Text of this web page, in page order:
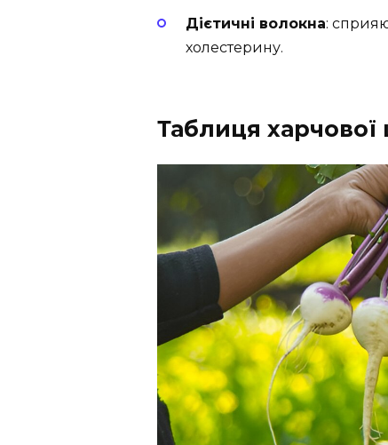
Дієтичні волокна:
холестерину.
Таблиця харчової